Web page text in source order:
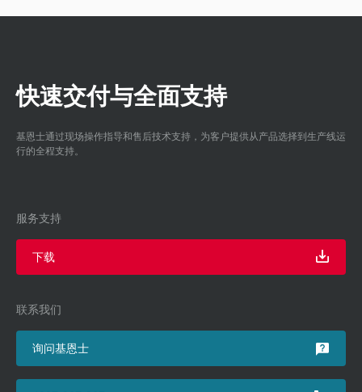
快速交付与全面支持
基恩士通过现场操作指导和售后技术支持，为客户提供从产品选择到生产线运
行的全程支持。
服务支持
下载
联系我们
询问基恩士